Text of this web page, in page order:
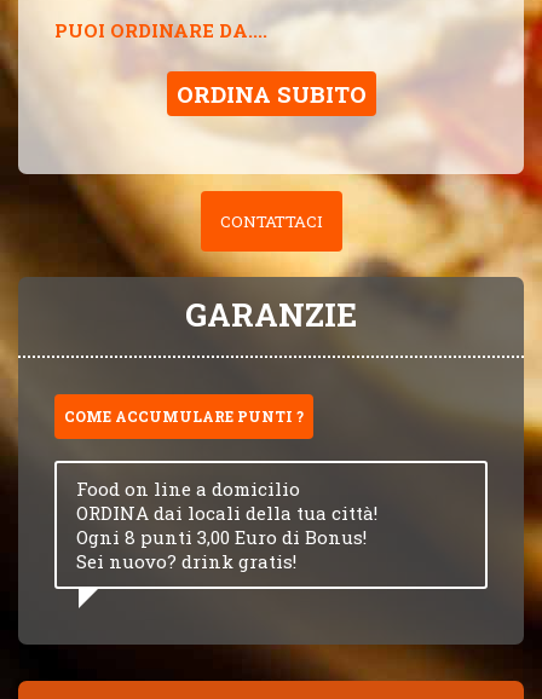
PUOI ORDINARE DA....
ORDINA SUBITO
CONTATTACI
GARANZIE
COME ACCUMULARE PUNTI ?
Food on line a domicilio
ORDINA dai locali della tua città!
Ogni 8 punti 3,00 Euro di Bonus!
Sei nuovo? drink gratis!